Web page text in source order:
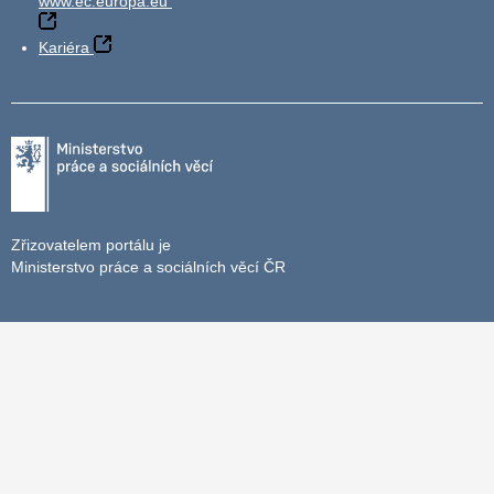
Kariéra
Zřizovatelem portálu je
Ministerstvo práce a sociálních věcí ČR